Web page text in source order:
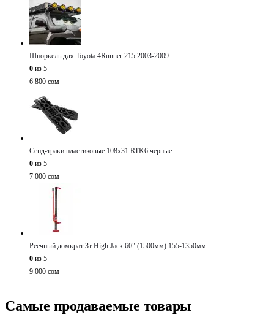
Шноркель для Toyota 4Runner 215 2003-2009
0 из 5
6 800 сом
Сенд-траки пластиковые 108х31 RTK6 черные
0 из 5
7 000 сом
Реечный домкрат 3т High Jack 60" (1500мм) 155-1350мм
0 из 5
9 000 сом
Самые продаваемые товары